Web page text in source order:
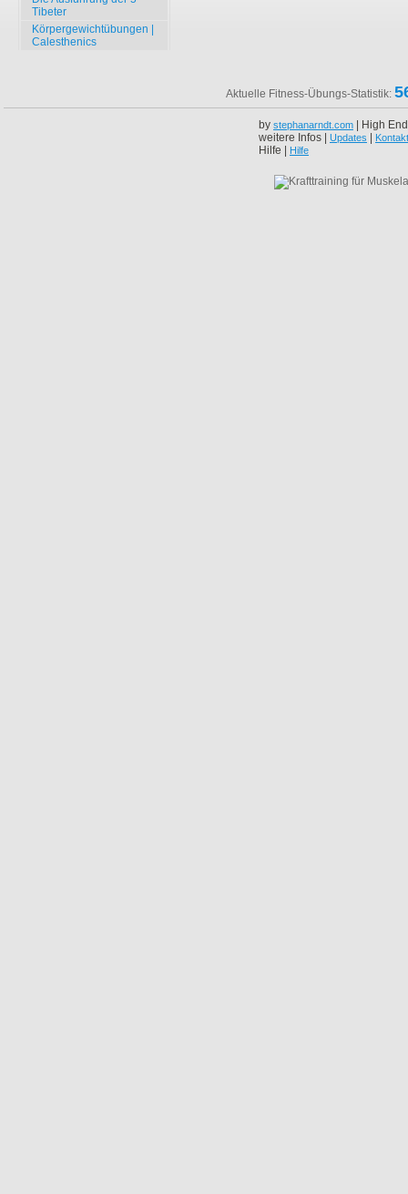
Tibeter
Körpergewichtübungen |
Calesthenics
Aktuelle Fitness-Übungs-Statistik:
by stephanarndt.com | High
weitere Infos | Updates Kontakt
Hilfe | Hilfe